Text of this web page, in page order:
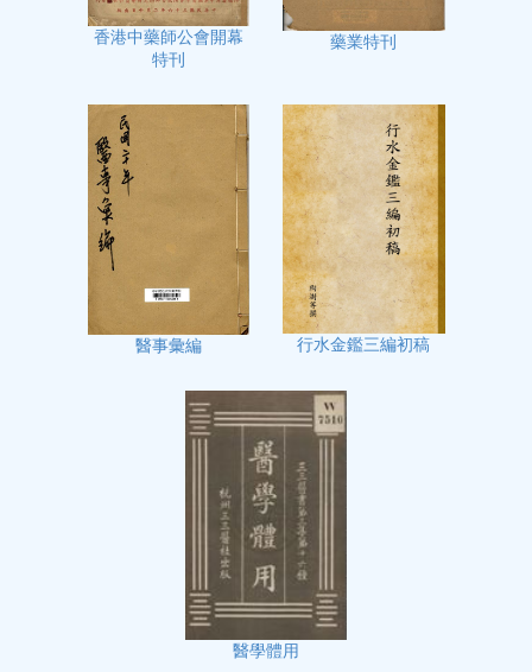
香港中藥師公會開幕
特刊
藥業特刊
醫事彙編 行水金鑑三編初稿
醫學體用